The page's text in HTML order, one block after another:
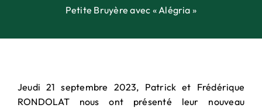
DROITS DES PERSONNES
& MÉCÉNAT
Petite Bruyère avec « Alégria »
Jeudi 21 septembre 2023, Patrick et Frédérique
RONDOLAT nous ont présenté leur nouveau